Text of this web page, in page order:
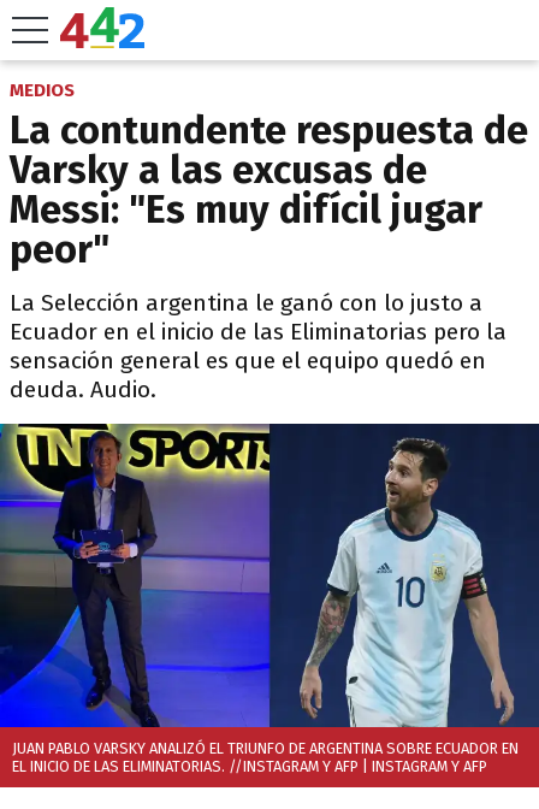
MEDIOS
La contundente respuesta de
Varsky a las excusas de
Messi: "Es muy difícil jugar
peor"
La Selección argentina le ganó con lo justo a
Ecuador en el inicio de las Eliminatorias pero la
sensación general es que el equipo quedó en
deuda. Audio.
JUAN PABLO VARSKY ANALIZÓ EL TRIUNFO DE ARGENTINA SOBRE ECUADOR EN
EL INICIO DE LAS ELIMINATORIAS. //INSTAGRAM Y AFP | INSTAGRAM Y AFP